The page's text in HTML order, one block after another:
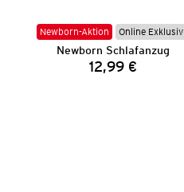
Newborn-Aktion Online Exklusiv
Newborn Schlafanzug
Preis:
12,99 €